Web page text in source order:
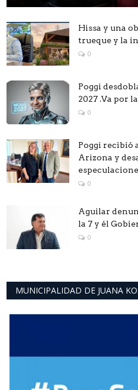
Hissa y una
trueque y la
0
Poggi
2027 .Va por
0
Poggi recibió
Arizona y
0
Aguilar
la 7 y él
0
MUNICIPALIDAD DE JUANA